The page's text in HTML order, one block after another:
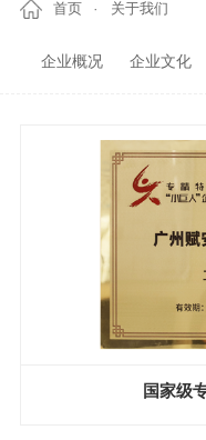
首页 关于我们
企业概况 企业文化
国家级